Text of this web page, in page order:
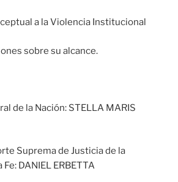
a la Violencia Institucional
sobre su alcance.
de la Nación: STELLA MARIS
Suprema de Justicia de la
DANIEL ERBETTA